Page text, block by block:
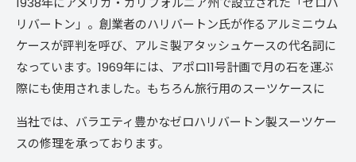
リバートン」。創業者のハリバートン氏が作るアルミニウム
ケースが評判を呼び、アルミ製アタッシュケースの代名詞に
なっています。1969年には、アポロ11号計画で月の石を運ぶ
際にも使用されました。もちろん旅行用のスーツケースに
ハリバートンらしいアルミ製のほか、ポリカーボネートやカ
ーボンファイバー、ナイロン素材を使ったスーツケースも人
当社では、バラエティ豊かなゼロハリバートン製スーツケー
スの修理を承っております。